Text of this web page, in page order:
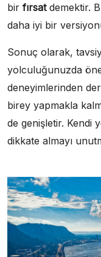
bir fırsatdemektir.
daha iyi bir
Sonuç olarak,
yolculuğunuzda
deneyimlerinden
birey yapmakla
de genişletir. Kendi
dikkate almayı